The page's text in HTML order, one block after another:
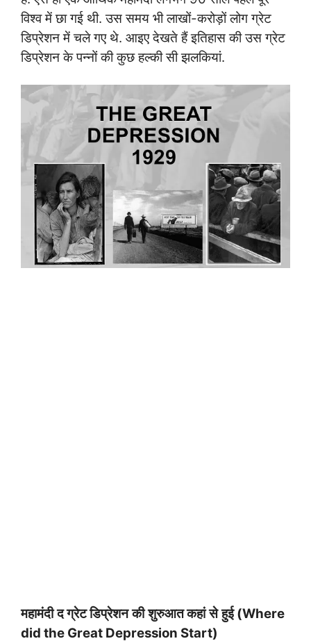
विश्व में छा गई थी. उस समय भी लाखों-करोड़ों लोग ग्रेट
डिप्रेशन में चले गए थे. आइए देखते हैं इतिहास की उस ग्रेट
डिप्रेशन के पन्नों की कुछ हल्की सी झलकियां.
महामंदी द ग्रेट डिप्रेशन की शुरुआत कहां से हुई (Where
did the Great Depression Start)